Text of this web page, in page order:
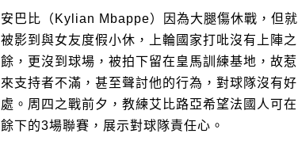
安巴比（Kylian Mbappe）因為大腿傷休戰，但就
被影到與女友度假小休，上輪國家打吡沒有上陣之
餘，更沒到球場，被拍下留在皇馬訓練基地，故惹
來支持者不滿，甚至聲討他的行為，對球隊沒有好
處。周四之戰前夕，教練艾比路亞希望法國人可在
餘下的3場聯賽，展示對球隊責任心。